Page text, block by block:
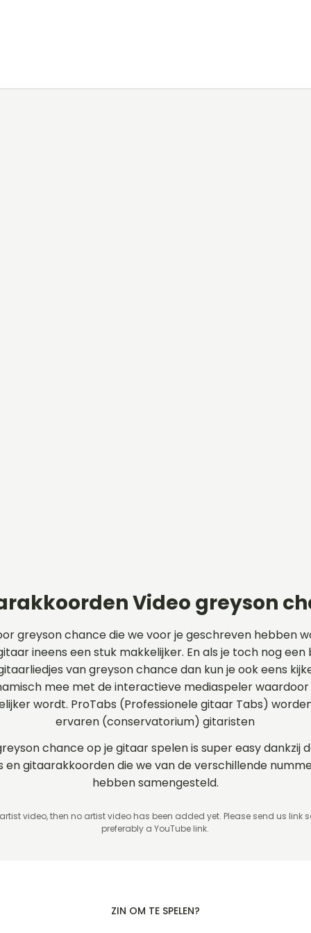
Video greyson
greyson chance die we voor je geschreven hebben
ineens een stuk makkelijker. En als je toch nog
van greyson chance dan kun je ook eens
mee met de interactieve mediaspeler
wordt. ProTabs (Professionele gitaar Tabs)
ervaren (conservatorium) gitaristen
chance op je gitaar spelen is super easy dankzij
en gitaarakkoorden die we van de verschillende
hebben samengesteld.
video, then no artist video has been added yet. Please send us link
preferably a YouTube link.
ZIN OM TE SPELEN?